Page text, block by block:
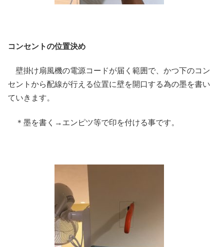
コンセントの位置決め
壁掛け扇風機の電源コードが届く範囲で、かつ下のコン
セントから配線が行える位置に壁を開口する為の墨を書い
ていきます。
＊墨を書く→エンピツ等で印を付ける事です。